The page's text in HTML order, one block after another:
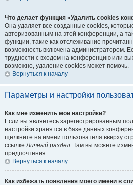
Что делает функция «Удалить cookies
Она удаляет все созданные cookies,
авторизованным на этой конференции, а
функции, такие как отслеживание
возможность включена администратором.
трудности с входом на конференцию или
возможно, удаление cookies может помочь.
Вернуться к началу
Параметры и настройки
Как мне изменить мои настройки?
Если вы являетесь зарегистрированным
настройки хранятся в базе данных
щёлкните на имени пользователя вверху
ссылкеЛичный раздел. Там вы можете
предпочтения.
Вернуться к началу
Как избежать появления моего имени в